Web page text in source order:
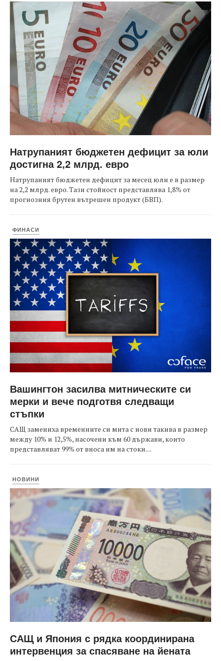
Натрупаният бюджетен дефицит за юли
достигна 2,2 млрд. евро
Натрупаният бюджетен дефицит за месец юли е в размер
на 2,2 млрд. евро. Тази стойност представлява 1,8% от
прогнозния брутен вътрешен продукт (БВП).
ФИНАСИ
Вашингтон засилва митническите си
мерки и вече подготвя следващи
стъпки
САЩ замениха временните си мита с нови такива в размер
между 10% и 12,5%, насочени към 60 държави, които
представляват 99% от вноса им на стоки....
НОВИНИ
САЩ и Япония с рядка координирана
интервенция за спасяване на йената